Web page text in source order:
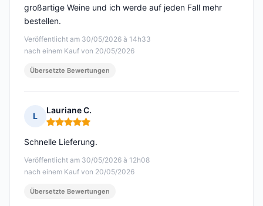
Veröffentlicht am 30/05/2026 à 14h33
nach einem Kauf von 20/05/2026
großartige Weine und ich werde auf jeden Fall mehr
bestellen.
Übersetzte Bewertungen
L
Lauriane C.
Hinweis: 5 von 5
Veröffentlicht am 30/05/2026 à 12h08
nach einem Kauf von 20/05/2026
Schnelle Lieferung.
Übersetzte Bewertungen